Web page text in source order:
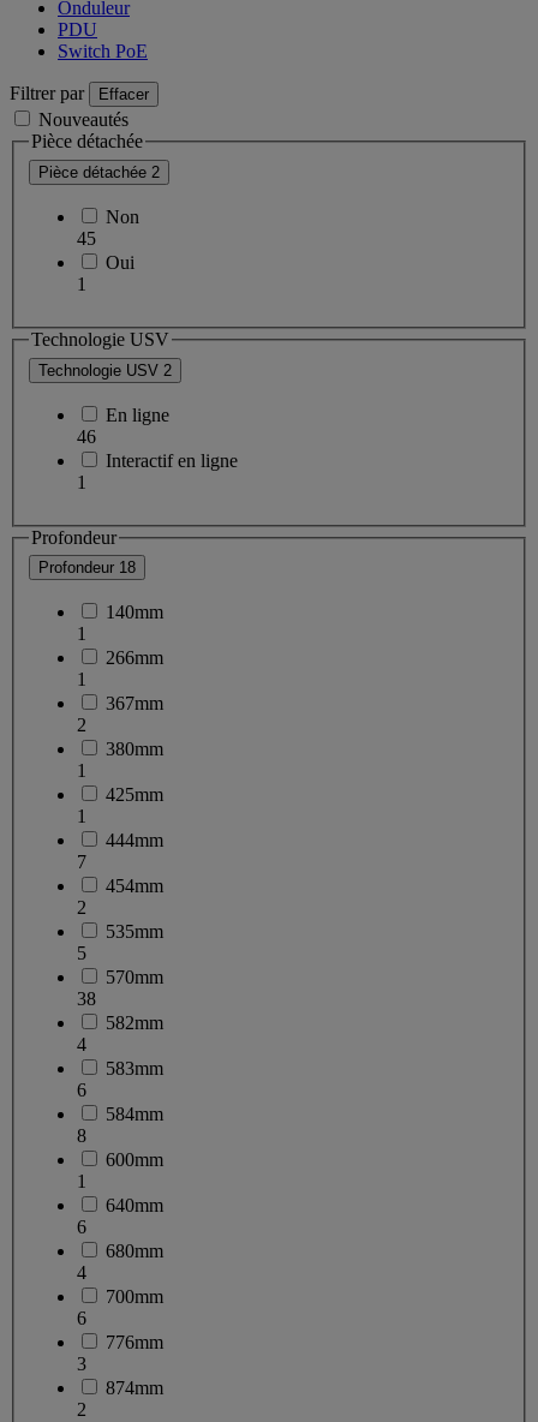
Onduleur
PDU
Switch PoE
Filtrer par Effacer
Nouveautés
Pièce détachée
Pièce détachée 2
Non
45
Oui
1
Technologie USV
Technologie USV 2
En ligne
46
Interactif en ligne
1
Profondeur
Profondeur 18
140mm
1
266mm
1
367mm
2
380mm
1
425mm
1
444mm
7
454mm
2
535mm
5
570mm
38
582mm
4
583mm
6
584mm
8
600mm
1
640mm
6
680mm
4
700mm
6
776mm
3
874mm
2